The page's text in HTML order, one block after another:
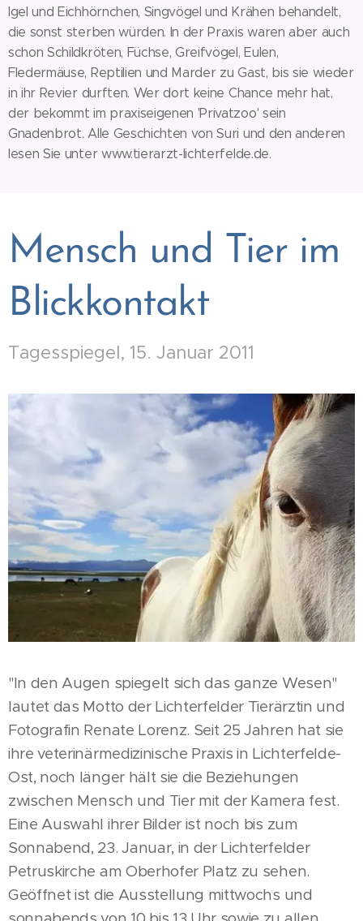
Igel und Eichhörnchen, Singvögel und Krähen behandelt,
die sonst sterben würden. In der Praxis waren aber auch
schon Schildkröten, Füchse, Greifvögel, Eulen,
Fledermäuse, Reptilien und Marder zu Gast, bis sie wieder
in ihr Revier durften. Wer dort keine Chance mehr hat,
der bekommt im praxiseigenen 'Privatzoo' sein
Gnadenbrot. Alle Geschichten von Suri und den anderen
lesen Sie unter www.tierarzt-lichterfelde.de.
Mensch und Tier im
Blickkontakt
Tagesspiegel, 15. Januar 2011
"In den Augen spiegelt sich das ganze Wesen"
lautet das Motto der Lichterfelder Tierärztin und
Fotografin Renate Lorenz. Seit 25 Jahren hat sie
ihre veterinärmedizinische Praxis in Lichterfelde-
Ost, noch länger hält sie die Beziehungen
zwischen Mensch und Tier mit der Kamera fest.
Eine Auswahl ihrer Bilder ist noch bis zum
Sonnabend, 23. Januar, in der Lichterfelder
Petruskirche am Oberhofer Platz zu sehen.
Geöffnet ist die Ausstellung mittwochs und